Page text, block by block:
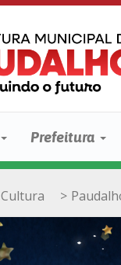
Prefeitura
Cultura >